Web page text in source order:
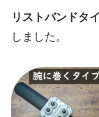
リストバンドタ
しました。